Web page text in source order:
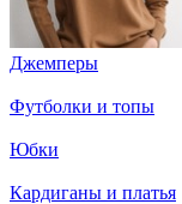
Джемперы
Футболки и топы
Юбки
Кардиганы и платья